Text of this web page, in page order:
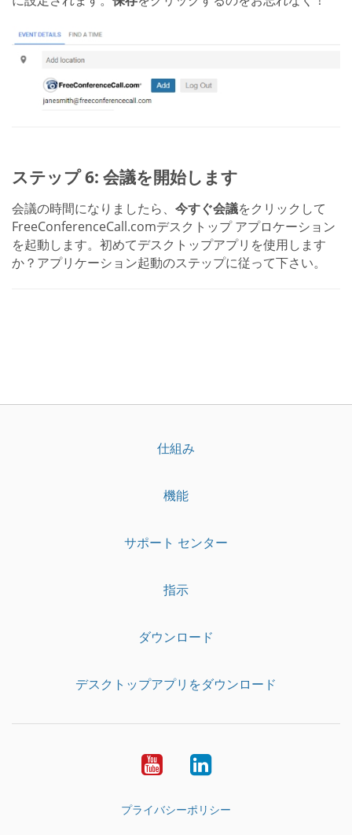
ステップ 6: 会議を開始します
会議の時間になりましたら、 今すぐ会議をクリックして
FreeConferenceCall.comデスクトップ アプロケーション
を起動します。初めてデスクトップアプリを使用します
か？アプリケーション起動のステップに従って下さい。
仕組み
機能
サポート センター
指示
ダウンロード
デスクトップアプリをダウンロード
YouTubeLinkedIn
プライバシーポリシー